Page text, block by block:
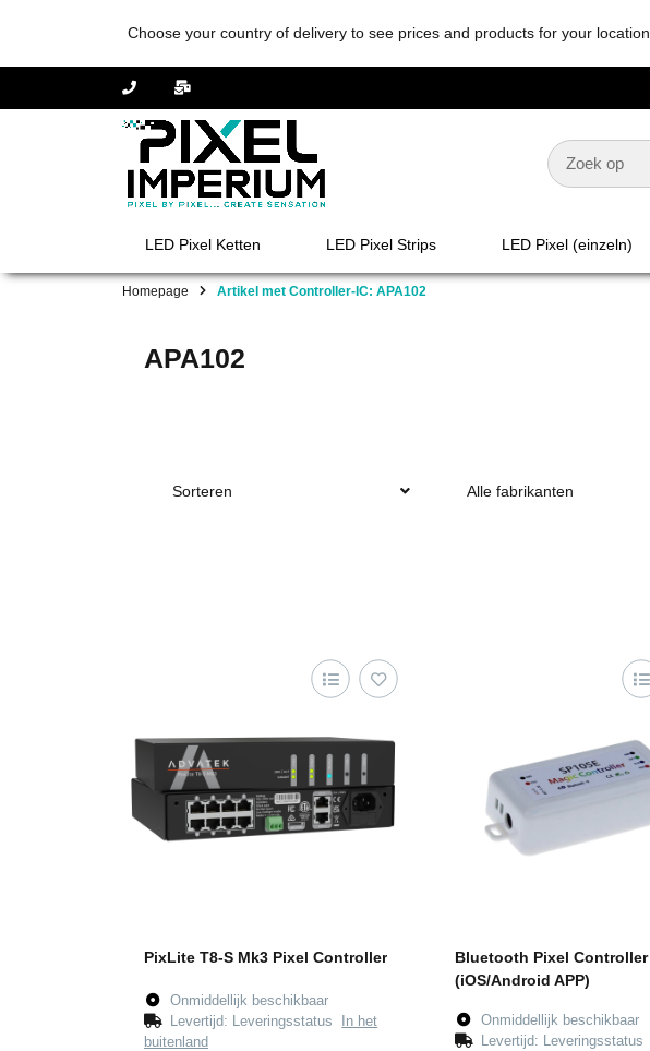
Choose your country of delivery to see prices and products for your location.
LED Pixel Ketten LED Pixel Strips LED Pixel (einzeln)
Homepage Artikel met Controller-IC: APA102
APA102
Sorteren Alle fabrikanten
PixLite T8-S Mk3 Pixel Controller
Onmiddellijk beschikbaar
Levertijd: Leveringsstatus In het
buitenland
Bluetooth Pixel Controller
(iOS/Android APP)
Onmiddellijk beschikbaar
Levertijd: Leveringsstatus